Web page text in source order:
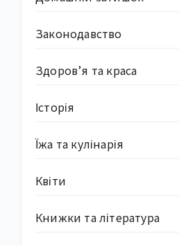
Законодавство
Здоров’я та краса
Історія
Їжа та кулінарія
Квіти
Книжки та література